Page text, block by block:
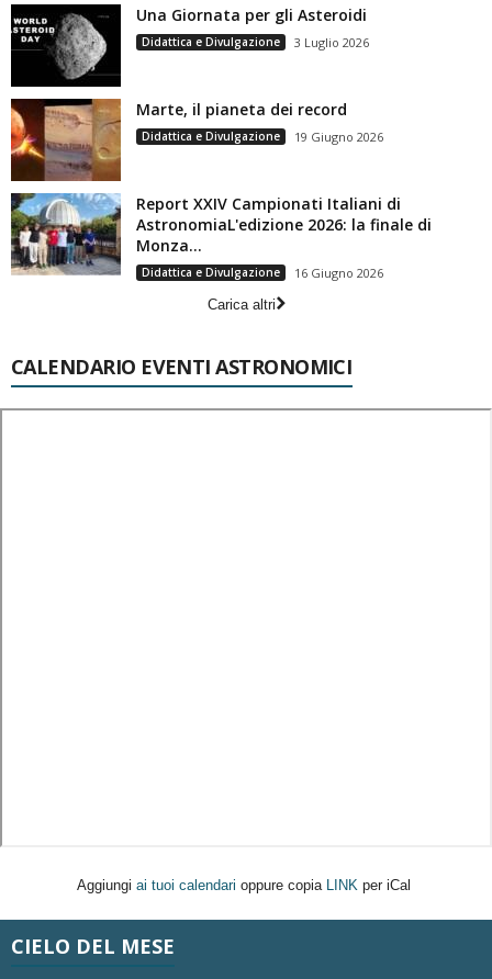
Una Giornata per gli Asteroidi
Didattica e Divulgazione 3 Luglio 2026
Marte, il pianeta dei record
Didattica e Divulgazione 19 Giugno 2026
Report XXIV Campionati Italiani di
AstronomiaL'edizione 2026: la finale di
Monza...
Didattica e Divulgazione
16 Giugno 2026
Carica altri
CALENDARIO EVENTI ASTRONOMICI
Aggiungi ai tuoi calendari oppure copia LINK per iCal
CIELO DEL MESE